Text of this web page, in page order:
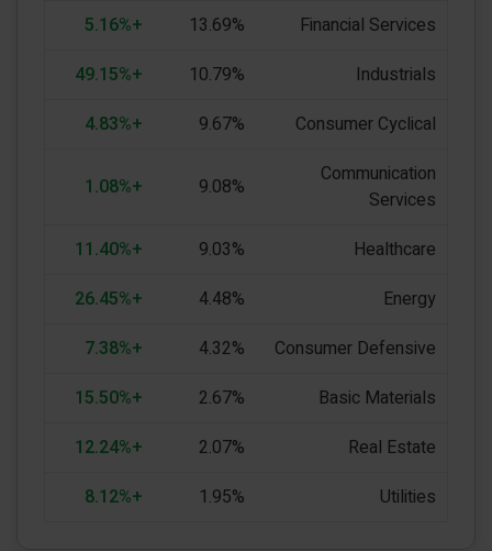
Financial Services
13.69%
+5.16%
Industrials
10.79%
+49.15%
Consumer Cyclical
9.67%
+4.83%
Communication
Services
9.08%
+1.08%
Healthcare
9.03%
+11.40%
Energy
4.48%
+26.45%
Consumer Defensive
4.32%
+7.38%
Basic Materials
2.67%
+15.50%
Real Estate
2.07%
+12.24%
Utilities
1.95%
+8.12%